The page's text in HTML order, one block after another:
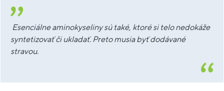
Esenciálne aminokyseliny sú také, ktoré si telo nedokáže
syntetizovať či ukladať. Preto musia byť dodávané
stravou.